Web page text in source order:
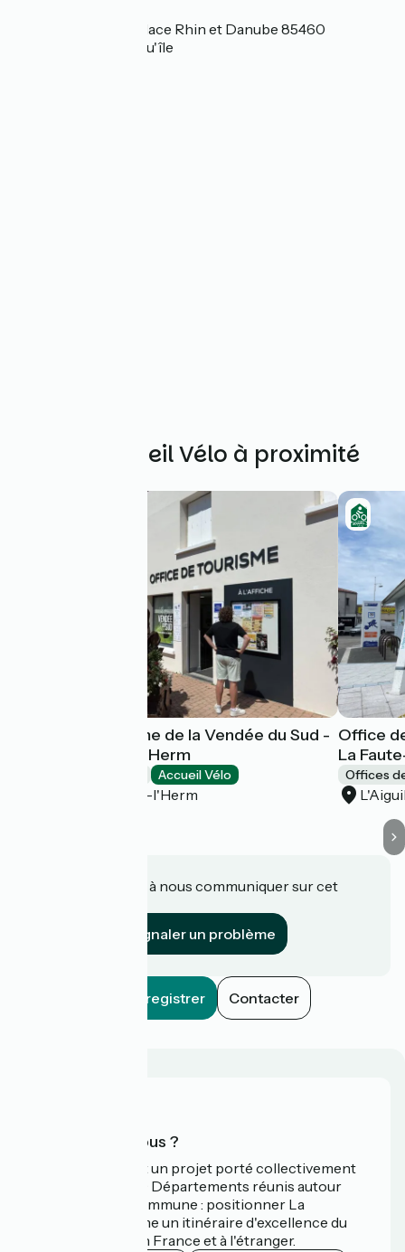
Rond Point Fleuri Place Rhin et Danube 85460
L'Aiguillon-la-Presqu'île
Autres Accueil Vélo à proximité
Office de Tourisme de la Vendée du Sud -
Saint-Michel-en-l'Herm
Accueil Vélo
Saint-Michel-en-l'Herm
Office
La
Offices
Une information à nous communiquer sur cet
Signaler un problème
Enregistrer Contacter
Qui sommes-nous ?
La Vélodyssée est un projet porté collectivement
par 3 Régions et 9 Départements réunis autour
d'une ambition commune : positionner La
Vélodyssée comme un itinéraire d'excellence du
tourisme à vélo en France et à l'étranger.